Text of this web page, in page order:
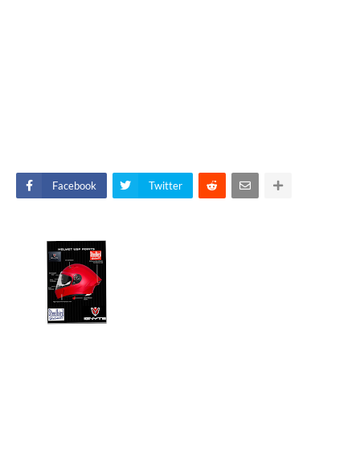
Facebook Twitter